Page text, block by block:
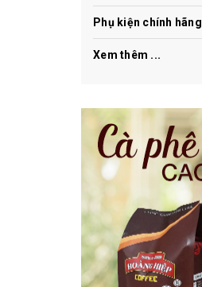
Phụ kiện chính hãng
Xem thêm ...